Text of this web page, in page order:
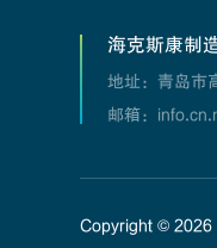
海克斯康制
地址：青岛市
邮箱：
Copyright ©2026